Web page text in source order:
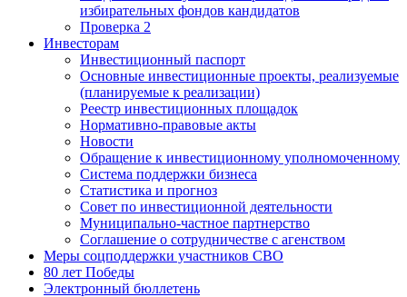
избирательных фондов кандидатов
Проверка 2
Инвесторам
Инвестиционный паспорт
Основные инвестиционные проекты, реализуемые
(планируемые к реализации)
Реестр инвестиционных площадок
Нормативно-правовые акты
Новости
Обращение к инвестиционному уполномоченному
Система поддержки бизнеса
Статистика и прогноз
Совет по инвестиционной деятельности
Муниципально-частное партнерство
Соглашение о сотрудничестве с агенством
Меры соцподдержки участников СВО
80 лет Победы
Электронный бюллетень